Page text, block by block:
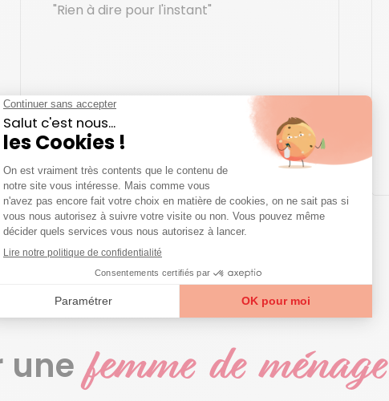
"Rien à dire pour l'instant"
Jacqueline H.
unefemme de ménage